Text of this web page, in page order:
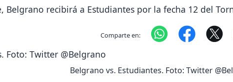
Belgrano recibirá a Estudiantes por la fecha 12 del
Comparte en:
Belgrano vs. Estudiantes. Foto: Twitter